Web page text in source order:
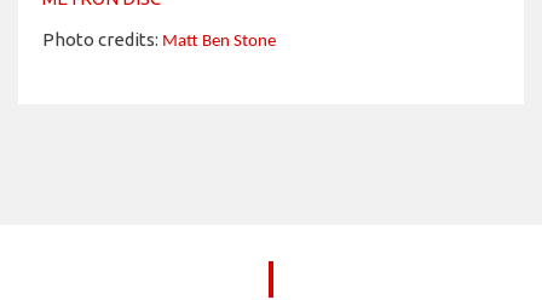
Photo credits: Matt Ben Stone